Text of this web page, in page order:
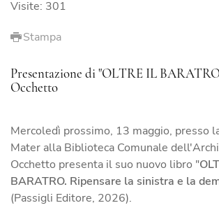
Visite: 301
Stampa
Presentazione di "OLTRE IL
Occhetto
Mercoledì prossimo, 13 maggio, presso
Mater alla Biblioteca Comunale
Occhetto presenta il suo nuovo libro "
BARATRO. Ripensare la sinistra e la
(Passigli Editore, 2026).